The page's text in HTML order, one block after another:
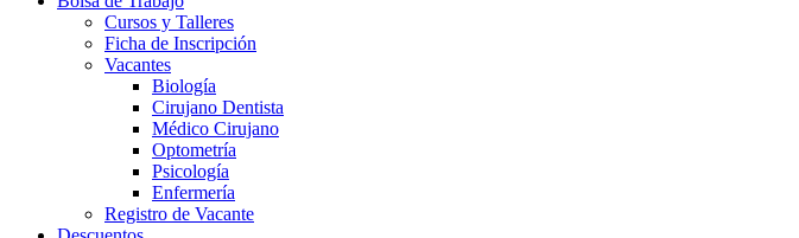
Cursos y Talleres
Ficha de Inscripción
Vacantes
Biología
Cirujano Dentista
Médico Cirujano
Optometría
Psicología
Enfermería
Registro de Vacante